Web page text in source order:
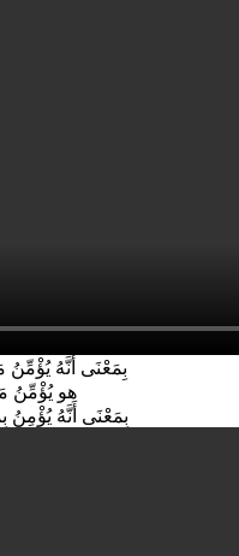
بِمَعْنَى أَنَّهُ يُؤْمِّنُ
هو يُؤْمِّنُ
بِمَعْنَى أَنَّهُ يُؤْمِنُ